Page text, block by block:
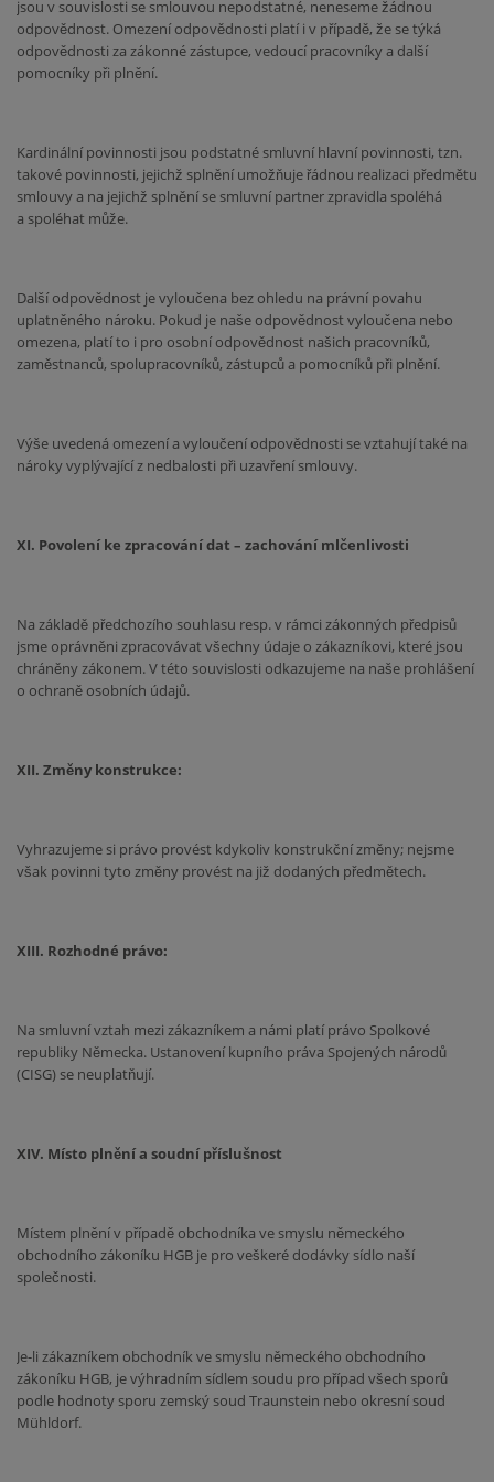
jsou v souvislosti se smlouvou nepodstatné, neneseme žádnou
odpovědnost. Omezení odpovědnosti platí i v případě, že se týká
odpovědnosti za zákonné zástupce, vedoucí pracovníky a další
pomocníky při plnění.
Kardinální povinnosti jsou podstatné smluvní hlavní povinnosti, tzn.
takové povinnosti, jejichž splnění umožňuje řádnou realizaci předmětu
smlouvy a na jejichž splnění se smluvní partner zpravidla spoléhá
a spoléhat může.
Další odpovědnost je vyloučena bez ohledu na právní povahu
uplatněného nároku. Pokud je naše odpovědnost vyloučena nebo
omezena, platí to i pro osobní odpovědnost našich pracovníků,
zaměstnanců, spolupracovníků, zástupců a pomocníků při plnění.
Výše uvedená omezení a vyloučení odpovědnosti se vztahují také na
nároky vyplývající z nedbalosti při uzavření smlouvy.
XI. Povolení ke zpracování dat – zachování mlčenlivosti
Na základě předchozího souhlasu resp. v rámci zákonných předpisů
jsme oprávněni zpracovávat všechny údaje o zákazníkovi, které jsou
chráněny zákonem. V této souvislosti odkazujeme na naše prohlášení
o ochraně osobních údajů.
XII. Změny konstrukce:
Vyhrazujeme si právo provést kdykoliv konstrukční změny; nejsme
však povinni tyto změny provést na již dodaných předmětech.
XIII. Rozhodné právo:
Na smluvní vztah mezi zákazníkem a námi platí právo Spolkové
republiky Německa. Ustanovení kupního práva Spojených národů
(CISG) se neuplatňují.
XIV. Místo plnění a soudní příslušnost
Místem plnění v případě obchodníka ve smyslu německého
obchodního zákoníku HGB je pro veškeré dodávky sídlo naší
společnosti.
Je-li zákazníkem obchodník ve smyslu německého obchodního
zákoníku HGB, je výhradním sídlem soudu pro případ všech sporů
podle hodnoty sporu zemský soud Traunstein nebo okresní soud
Mühldorf.